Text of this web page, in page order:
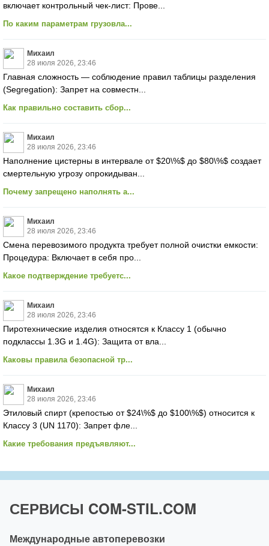
включает контрольный чек-лист: Прове...
По каким параметрам грузовла...
Михаил
28 июля 2026, 23:46
Главная сложность — соблюдение правил таблицы разделения
(Segregation): Запрет на совместн...
Как правильно составить сбор...
Михаил
28 июля 2026, 23:46
Наполнение цистерны в интервале от $20\%$ до $80\%$ создает
смертельную угрозу опрокидыван...
Почему запрещено наполнять а...
Михаил
28 июля 2026, 23:46
Смена перевозимого продукта требует полной очистки емкости:
Процедура: Включает в себя про...
Какое подтверждение требуетс...
Михаил
28 июля 2026, 23:46
Пиротехнические изделия относятся к Классу 1 (обычно
подклассы 1.3G и 1.4G): Защита от вла...
Каковы правила безопасной тр...
Михаил
28 июля 2026, 23:46
Этиловый спирт (крепостью от $24\%$ до $100\%$) относится к
Классу 3 (UN 1170): Запрет фле...
Какие требования предъявляют...
СЕРВИСЫ COM-STIL.COM
Международные автоперевозки